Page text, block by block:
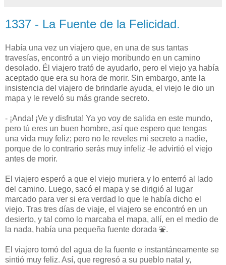
1337 - La Fuente de la Felicidad.
Había una vez un viajero que, en una de sus tantas
travesías, encontró a un viejo moribundo en un camino
desolado. Él viajero trató de ayudarlo, pero el viejo ya había
aceptado que era su hora de morir. Sin embargo, ante la
insistencia del viajero de brindarle ayuda, el viejo le dio un
mapa y le reveló su más grande secreto.
- ¡Anda! ¡Ve y disfruta! Ya yo voy de salida en este mundo,
pero tú eres un buen hombre, así que espero que tengas
una vida muy feliz; pero no le reveles mi secreto a nadie,
porque de lo contrario serás muy infeliz -le advirtió el viejo
antes de morir.
El viajero esperó a que el viejo muriera y lo enterró al lado
del camino. Luego, sacó el mapa y se dirigió al lugar
marcado para ver si era verdad lo que le había dicho el
viejo. Tras tres días de viaje, el viajero se encontró en un
desierto, y tal como lo marcaba el mapa, allí, en el medio de
la nada, había una pequeña fuente dorada ⛲️.
El viajero tomó del agua de la fuente e instantáneamente se
sintió muy feliz. Así, que regresó a su pueblo natal y,